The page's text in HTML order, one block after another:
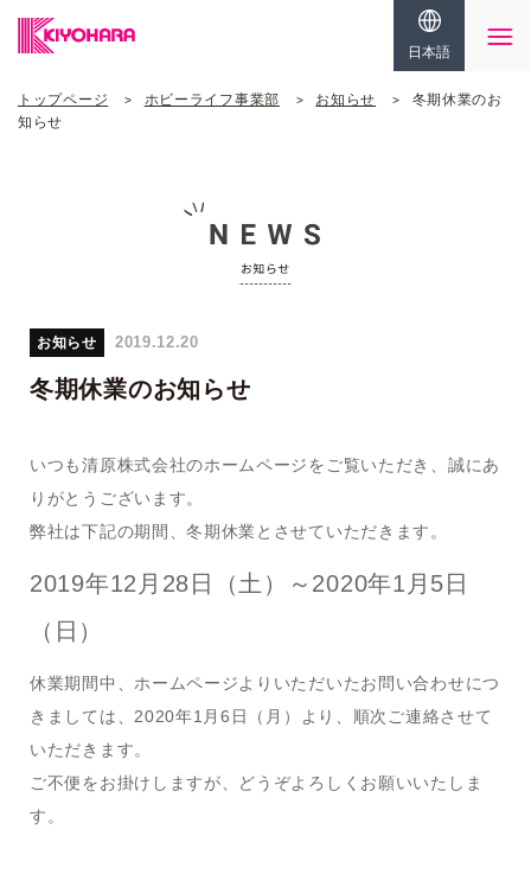
日本語
トップページ ホビーライフ事業部 お知らせ
冬期休業のお
知らせ
お知らせ 2019.12.20
冬期休業のお知らせ
いつも清原株式会社のホームページをご覧いただき、誠にあ
りがとうございます。
弊社は下記の期間、冬期休業とさせていただきます。
2019年12月28日（土）～2020年1月5日
（日）
休業期間中、ホームページよりいただいたお問い合わせにつ
きましては、2020年1月6日（月）より、順次ご連絡させて
いただきます。
ご不便をお掛けしますが、どうぞよろしくお願いいたしま
す。